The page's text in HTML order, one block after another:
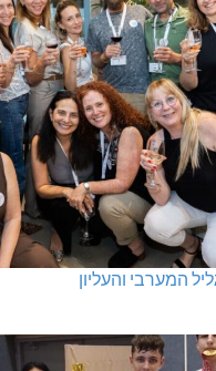
פסטיבל "באגליל - שכנים"